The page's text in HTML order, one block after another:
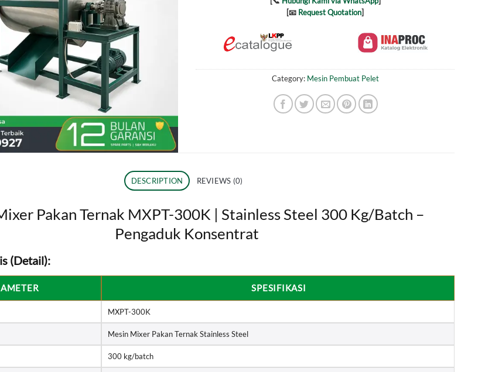
[📧 Request Quotation]
Category: Mesin Pembuat Pelet
DESCRIPTION REVIEWS (0)
Pakan Ternak MXPT-300K | Stainless Steel 300 Kg/Batch –
Pengaduk Konsentrat
(Detail):
SPESIFIKASI
MXPT-300K
Mesin Mixer Pakan Ternak Stainless Steel
300 kg/batch